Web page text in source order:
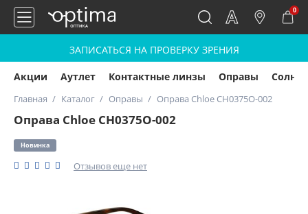
0
ЗАПИСАТЬСЯ НА ПРОВЕРКУ ЗРЕНИЯ
Акции Аутлет Контактные линзы Оправы
Главная Каталог Оправы Оправа Chloe CH0375O-002
Оправа Chloe CH0375O-002
Новинка
Отзывов еще нет